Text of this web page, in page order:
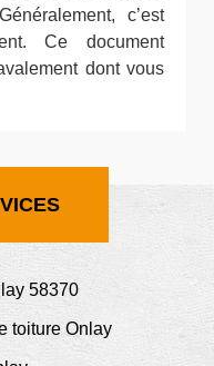
c’est
Ce document
dont vous
58370
toiture Onlay